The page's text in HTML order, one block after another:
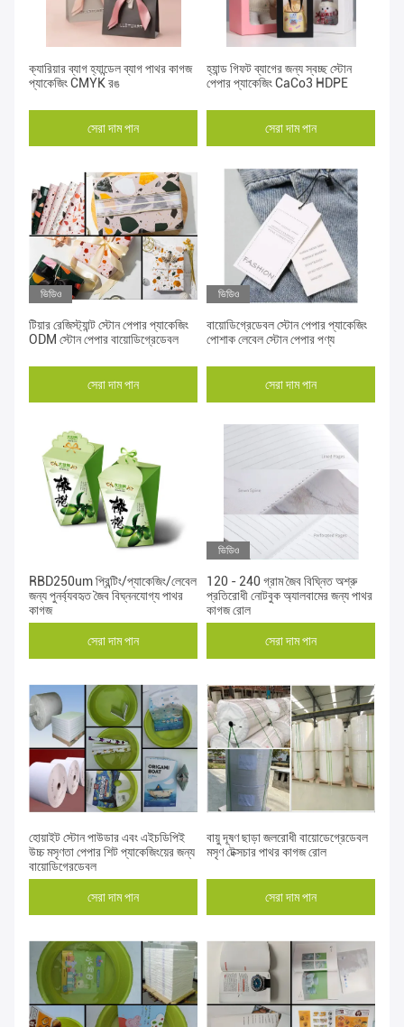
ক্যারিয়ার ব্যাগ হ্যান্ডেল ব্যাগ পাথর কাগজ
প্যাকেজিং CMYK রঙ
সেরা দাম পান
হ্যান্ড গিফট ব্যাগের জন্য স্বচ্ছ স্টোন
পেপার প্যাকেজিং CaCo3 HDPE
সেরা দাম পান
ভিডিও
টিয়ার রেজিস্ট্যান্ট স্টোন পেপার প্যাকেজিং
ODM স্টোন পেপার বায়োডিগ্রেডেবল
সেরা দাম পান
ভিডিও
বায়োডিগ্রেডেবল স্টোন পেপার প্যাকেজিং
পোশাক লেবেল স্টোন পেপার পণ্য
সেরা দাম পান
RBD250um প্রিন্টিং/প্যাকেজিং/লেবেল
জন্য পুনর্ব্যবহৃত জৈব বিঘ্ননযোগ্য পাথর
কাগজ
সেরা দাম পান
ভিডিও
120 - 240 গ্রাম জৈব বিঘ্নিত অশ্রু
প্রতিরোধী নোটবুক অ্যালবামের জন্য পাথর
কাগজ রোল
সেরা দাম পান
হোয়াইট স্টোন পাউডার এবং এইচডিপিই
উচ্চ মসৃণতা পেপার শিট প্যাকেজিংয়ের জন্য
বায়োডিগ্রেডেবল
সেরা দাম পান
বায়ু দূষণ ছাড়া জলরোধী বায়োডেগ্রেডেবল
মসৃণ টেক্সচার পাথর কাগজ রোল
সেরা দাম পান